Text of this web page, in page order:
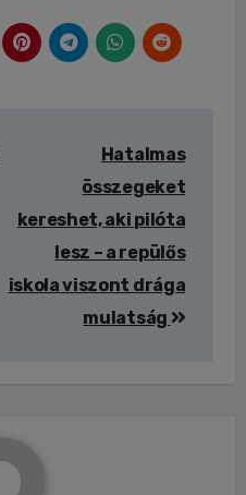
Hatalmas
összegeket
kereshet, aki pilóta
lesz – a repülős
iskola viszont drága
mulatság